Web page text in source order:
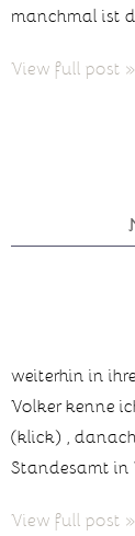
manchmal ist
View full post »
weiterhin in
Volker kenne
(klick) ,
Standesamt
View full post »